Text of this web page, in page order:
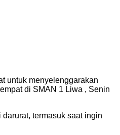
untuk menyelenggarakan
di SMAN 1 Liwa , Senin
termasuk saat ingin